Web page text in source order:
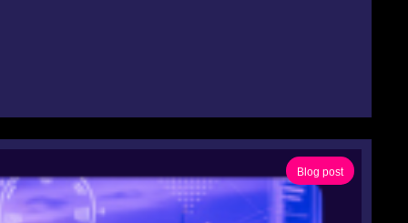
Blog post